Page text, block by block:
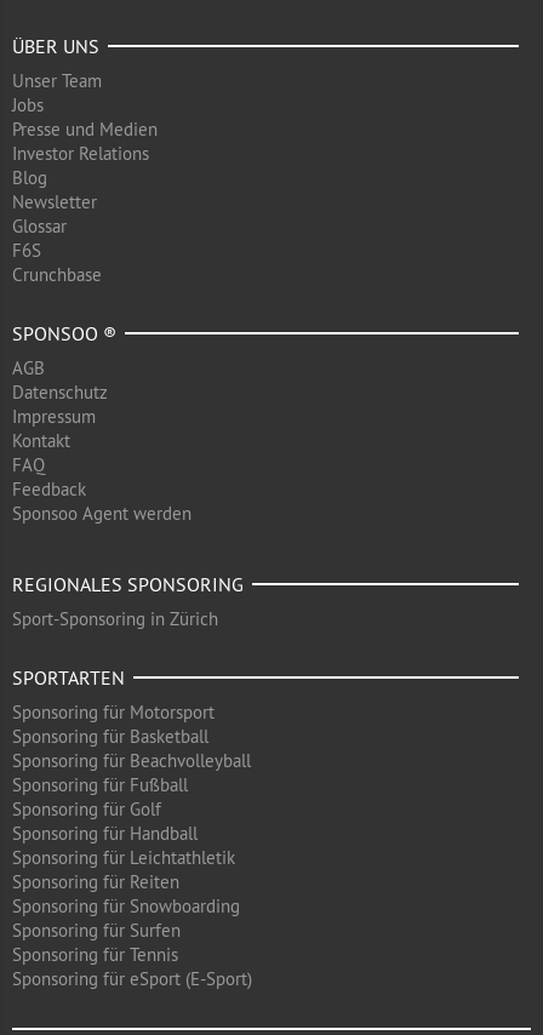
ÜBER UNS
Unser Team
Jobs
Presse und Medien
Investor Relations
Blog
Newsletter
Glossar
F6S
Crunchbase
SPONSOO ®
AGB
Datenschutz
Impressum
Kontakt
FAQ
Feedback
Sponsoo Agent werden
REGIONALES SPONSORING
Sport-Sponsoring in Zürich
SPORTARTEN
Sponsoring für Motorsport
Sponsoring für Basketball
Sponsoring für Beachvolleyball
Sponsoring für Fußball
Sponsoring für Golf
Sponsoring für Handball
Sponsoring für Leichtathletik
Sponsoring für Reiten
Sponsoring für Snowboarding
Sponsoring für Surfen
Sponsoring für Tennis
Sponsoring für eSport (E-Sport)